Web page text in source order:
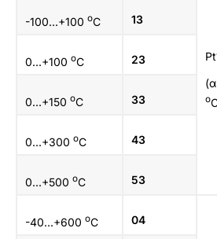
о
-100...+100 оC 13
0...+100 оC 23
0...+150 оC 33
0...+300 оC 43
0...+500 оC 53
-40...+600 оC 04